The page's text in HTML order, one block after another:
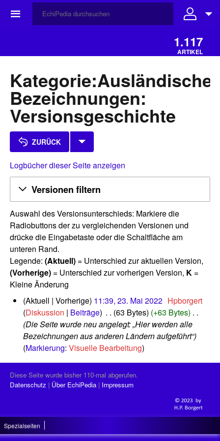
☰
1.117
ARTIKEL
Kategorie:Ausländische
Bezeichnungen:
Versionsgeschichte
ZURÜCK
Logbücher dieser Seite anzeigen
Versionen filtern
Auswahl des Versionsunterschieds: Markiere die
Radiobuttons der zu vergleichenden Versionen und
drücke die Eingabetaste oder die Schaltfläche am
unteren Rand.
Legende: (Aktuell) = Unterschied zur aktuellen Version,
(Vorherige) = Unterschied zur vorherigen Version, K =
Kleine Änderung
2
0
2
Aktuell Vorherige 11:39, 23. Mai 2022‎ Hpborgert
Diskussion
Beiträge 63 Bytes +63 Bytes
Die Seite wurde neu angelegt: „Hier werden alle
Bezeichnungen aus anderen Ländern aufgeführt“
Markierung: Visuelle Bearbeitung
Diese Seite wurde bisher 110-mal abgerufen.
Datenschutz
Über EchiPedia Impressum
Spezialseiten